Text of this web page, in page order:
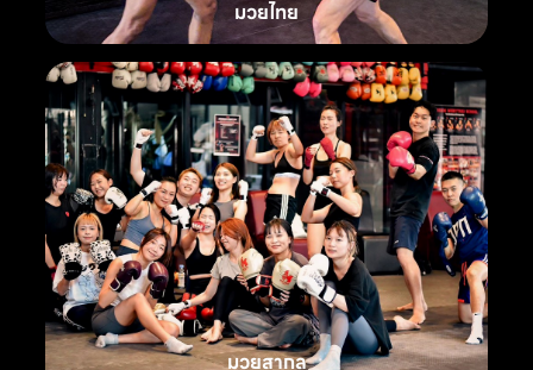
มวยไทย
มวยสากล